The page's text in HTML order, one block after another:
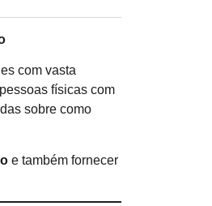
com vasta
físicas com
sobre como
e também fornecer